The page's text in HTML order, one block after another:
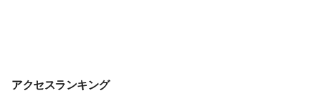
アクセスランキング